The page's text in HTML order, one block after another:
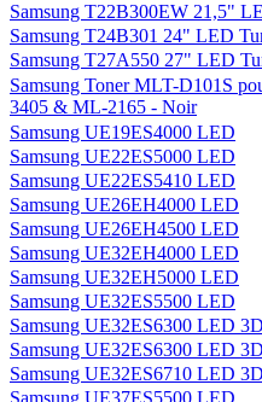
Samsung T22B300EW 21,5"
Samsung T24B301 24" LED
Samsung T27A550 27" LED
Samsung Toner MLT-D101S
3405 & ML-2165 - Noir
Samsung UE19ES4000 LED
Samsung UE22ES5000 LED
Samsung UE22ES5410 LED
Samsung UE26EH4000 LED
Samsung UE26EH4500 LED
Samsung UE32EH4000 LED
Samsung UE32EH5000 LED
Samsung UE32ES5500 LED
Samsung UE32ES6300 LED 3D
Samsung UE32ES6300 LED
Samsung UE32ES6710 LED
Samsung UE37ES5500 LED